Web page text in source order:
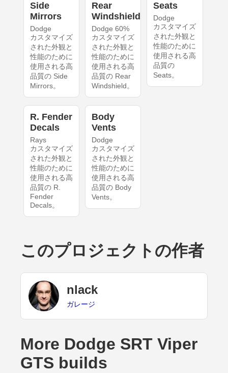
Side
Mirrors
Dodge
カスタマイズ
された外観と
性能のために
使用される高
品質の Side
Mirrors。
Rear
Windshield
Dodge 60%
カスタマイズ
された外観と
性能のために
使用される高
品質の Rear
Windshield。
Seats
Dodge
カスタマイズ
された外観と
性能のために
使用される高
品質の
Seats。
R. Fender
Decals
Rays
カスタマイズ
された外観と
性能のために
使用される高
品質の R.
Fender
Decals。
Body
Vents
Dodge
カスタマイズ
された外観と
性能のために
使用される高
品質の Body
Vents。
このプロジェクトの作者
nlack
ガレージ
More Dodge SRT Viper
GTS builds